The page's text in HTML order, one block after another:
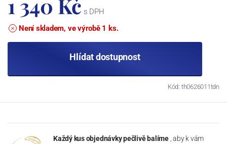
1 340 Kč s DPH
Není skladem, ve výrobě 1 ks.
Hlídat dostupnost
Kód: th0626011tdn
Každý kus objednávky pečlivě balíme , aby k vám